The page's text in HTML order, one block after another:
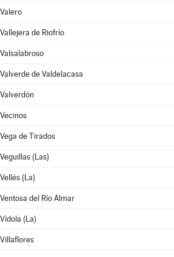
Valero
Vallejera de Riofrío
Valsalabroso
Valverde de Valdelacasa
Valverdón
Vecinos
Vega de Tirados
Veguillas (Las)
Vellés (La)
Ventosa del Río Almar
Vídola (La)
Villaflores